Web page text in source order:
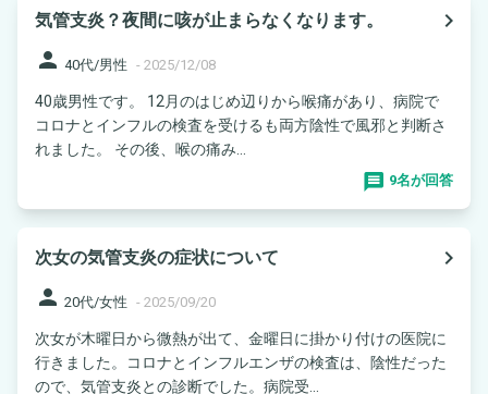
気管支炎？夜間に咳が止まらなくなります。
navigate_next
person 40代/男性 - 2025/12/08
40歳男性です。 12月のはじめ辺りから喉痛があり、病院で
コロナとインフルの検査を受けるも両方陰性で風邪と判断さ
れました。 その後、喉の痛み...
9名が回答
次女の気管支炎の症状について
navigate_next
person 20代/女性 - 2025/09/20
次女が木曜日から微熱が出て、金曜日に掛かり付けの医院に
行きました。コロナとインフルエンザの検査は、陰性だった
ので、気管支炎との診断でした。病院受...